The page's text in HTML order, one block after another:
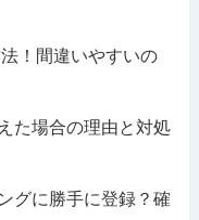
！間違いやすいの
た場合の理由と対処
グに勝手に登録？確